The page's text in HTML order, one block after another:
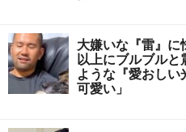
大嫌いな『雷』
以上にブルブル
ような『愛おしい
可愛い」